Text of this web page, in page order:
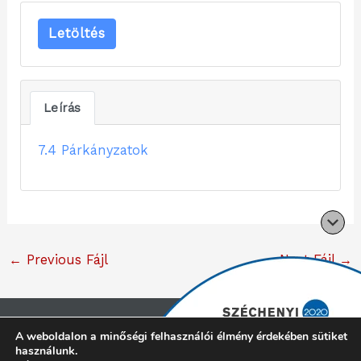
Letöltés
Leírás
7.4 Párkányzatok
← Previous Fájl Next Fájl→
Copyright © 2026 Cliff konyhabútor | Minden jog
A weboldalon a minőségi felhasználói élmény érdekében sütiket
használunk.